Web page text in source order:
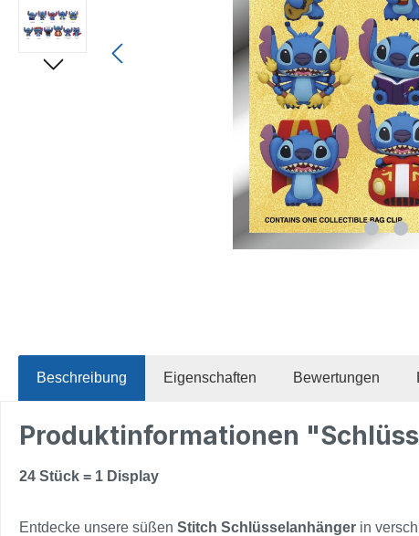
Beschreibung Eigenschaften Bewertungen
Produktinformationen
24 Stück = 1 Display
Entdecke unsere süßen Stitch Schlüsselanhänger in